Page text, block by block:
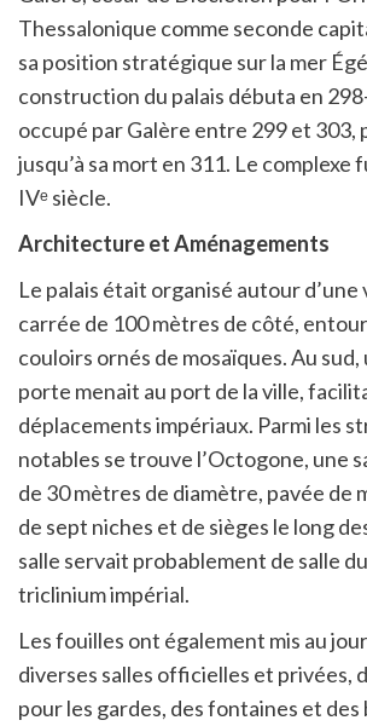
Thessalonique comme seconde
sa position stratégique sur la mer
construction du palais débuta en
occupé par Galère entre 299 et 303,
jusqu’à sa mort en 311. Le complexe
IVᵉ siècle.
Architecture et Aménagements
Le palais était organisé autour d’une
carrée de 100 mètres de côté,
couloirs ornés de mosaïques. Au
porte menait au port de la ville,
déplacements impériaux. Parmi les
notables se trouve l’Octogone, une
de 30 mètres de diamètre, pavée de
de sept niches et de sièges le long
salle servait probablement de salle
triclinium impérial.
Les fouilles ont également mis au
diverses salles officielles et privées,
pour les gardes, des fontaines et des